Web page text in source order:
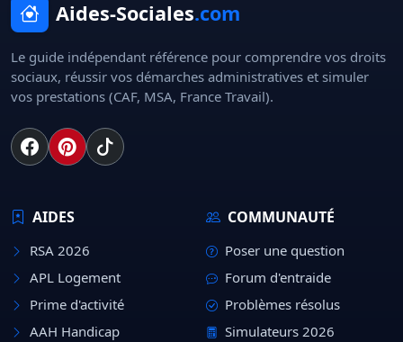
Aides-Sociales.com
Le guide indépendant référence pour comprendre vos droits
sociaux, réussir vos démarches administratives et simuler
vos prestations (CAF, MSA, France Travail).
AIDES
RSA 2026
APL Logement
Prime d'activité
AAH Handicap
COMMUNAUTÉ
Poser une question
Forum d'entraide
Problèmes résolus
Simulateurs 2026